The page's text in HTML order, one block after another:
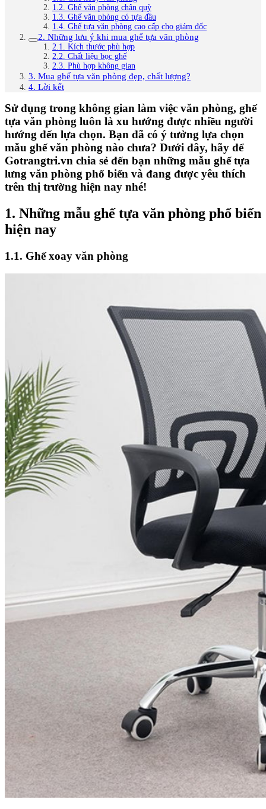
1.2. Ghế văn phòng chân quỳ
1.3. Ghế văn phòng có tựa đầu
1.4. Ghế tựa văn phòng cao cấp cho giám đốc
2. Những lưu ý khi mua ghế tựa văn phòng
2.1. Kích thước phù hợp
2.2. Chất liệu bọc ghế
2.3. Phù hợp không gian
3. Mua ghế tựa văn phòng đẹp, chất lượng?
4. Lời kết
Sử dụng trong không gian làm việc văn phòng, ghế
tựa văn phòng luôn là xu hướng được nhiều người
hướng đến lựa chọn. Bạn đã có ý tưởng lựa chọn
mẫu ghế văn phòng nào chưa? Dưới đây, hãy để
Gotrangtri.vn chia sẻ đến bạn những mẫu ghế tựa
lưng văn phòng phổ biến và đang được yêu thích
trên thị trường hiện nay nhé!
1. Những mẫu ghế tựa văn phòng phổ biến
hiện nay
1.1. Ghế xoay văn phòng